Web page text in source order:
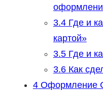
3.4Где и
картой»
3.5Где и
3.6Как
4Оформление